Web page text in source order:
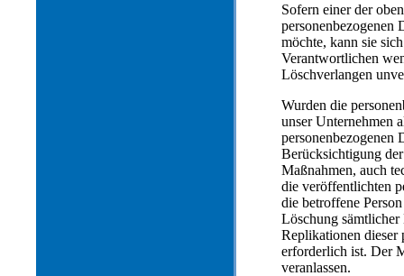
Sofern einer der
personenbezogenen
möchte, kann sie
Verantwortlichen
Löschverlangen
Wurden die
unser Unternehmen
personenbezogenen
Berücksichtigung
Maßnahmen, auch
die veröffentlichten
die betroffene
Löschung
Replikationen dieser
erforderlich ist. Der
veranlassen.